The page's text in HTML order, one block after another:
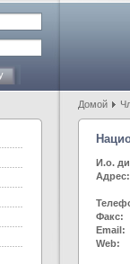
Домой
И.о.
Адрес:
Факс:
Email:
Web: